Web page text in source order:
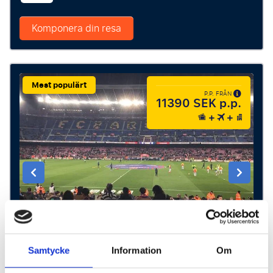
Samtycke Information Om
Komponera din resa
Mest populärt
P.P. FRÅN
11390 SEK p.p.